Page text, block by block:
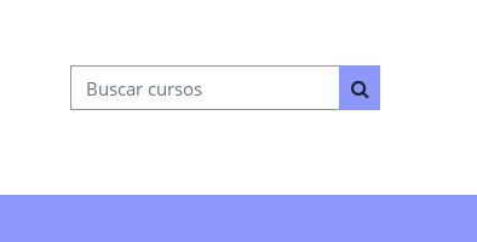
Buscar cursos
Buscar cursos